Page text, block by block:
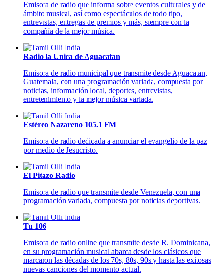
Emisora de radio que informa sobre eventos culturales y de
ámbito musical, así como espectáculos de todo tipo,
entrevistas, entregas de premios y más, siempre con la
compañía de la mejor música.
Radio la Unica de Aguacatan
Emisora de radio municipal que transmite desde Aguacatan,
Guatemala, con una programación variada, compuesta por
noticias, información local, deportes, entrevistas,
entretenimiento y la mejor música variada.
Estéreo Nazareno 105.1 FM
Emisora de radio dedicada a anunciar el evangelio de la paz
por medio de Jesucristo.
El Pitazo Radio
Emisora de radio que transmite desde Venezuela, con una
programación variada, compuesta por noticias deportivas.
Tu 106
Emisora de radio online que transmite desde R. Dominicana,
en su programación musical abarca desde los clásicos que
marcaron las décadas de los 70s, 80s, 90s y hasta las exitosas
nuevas canciones del momento actual.